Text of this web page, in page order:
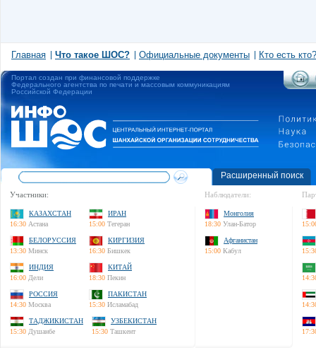
Главная Что такое ШОС? Официальные документы Кто есть кто?
Портал создан при финансовой поддержке
Федерального агентства по печати и массовым коммуникациям
Российской Федерации
Расширенный поиск
Участники:
КАЗАХСТАН
16:30 Астана
ИРАН
15:00 Тегеран
БЕЛОРУССИЯ
13:30 Минск
КИРГИЗИЯ
16:30 Бишкек
ИНДИЯ
16:00 Дели
КИТАЙ
18:30 Пекин
РОССИЯ
14:30 Москва
ПАКИСТАН
15:30 Исламабад
ТАДЖИКИСТАН
15:30 Душанбе
УЗБЕКИСТАН
15:30 Ташкент
Наблюдатели:
Монголия
18:30 Улан-Батор
Афганистан
15:00 Кабул